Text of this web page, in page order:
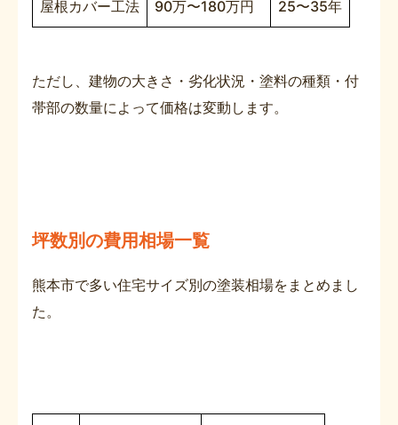
屋根カバー工法 90万〜180万円 25〜35年
ただし、建物の大きさ・劣化状況・塗料の種類・付
帯部の数量によって価格は変動します。
坪数別の費用相場一覧
熊本市で多い住宅サイズ別の塗装相場をまとめまし
た。